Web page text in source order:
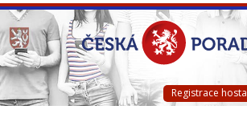
Registrace hosta